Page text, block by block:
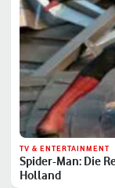
TV & ENTERTAINMENT
Spider-Man: Die
Holland